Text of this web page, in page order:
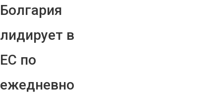
Болгария
лидирует в
ЕС по
ежедневно